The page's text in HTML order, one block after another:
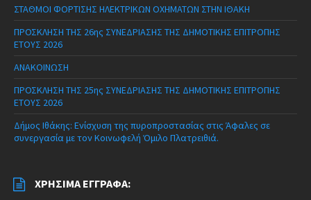
ΣΤΑΘΜΟΙ ΦΟΡΤΙΣΗΣ ΗΛΕΚΤΡΙΚΩΝ ΟΧΗΜΑΤΩΝ ΣΤΗΝ ΙΘΑΚΗ
ΠΡΟΣΚΛΗΣΗ ΤΗΣ 26ης ΣΥΝΕΔΡΙΑΣΗΣ ΤΗΣ ΔΗΜΟΤΙΚΗΣ ΕΠΙΤΡΟΠΗΣ
ΕΤΟΥΣ 2026
ΑΝΑΚΟΙΝΩΣΗ
ΠΡΟΣΚΛΗΣΗ ΤΗΣ 25ης ΣΥΝΕΔΡΙΑΣΗΣ ΤΗΣ ΔΗΜΟΤΙΚΗΣ ΕΠΙΤΡΟΠΗΣ
ΕΤΟΥΣ 2026
Δήμος Ιθάκης: Ενίσχυση της πυροπροστασίας στις Άφαλες σε
συνεργασία με τον Κοινωφελή Όμιλο Πλατρειθιά.
ΧΡΉΣΙΜΑ ΈΓΓΡΑΦΑ: